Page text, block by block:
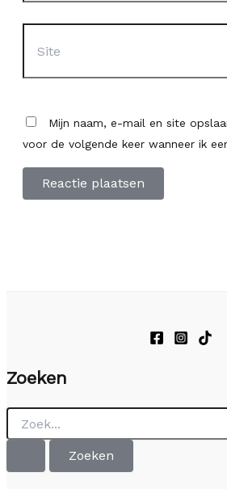
Mijn naam, e-mail en site
voor de volgende keer wanneer ik
Zoeken
Zoek
naar: